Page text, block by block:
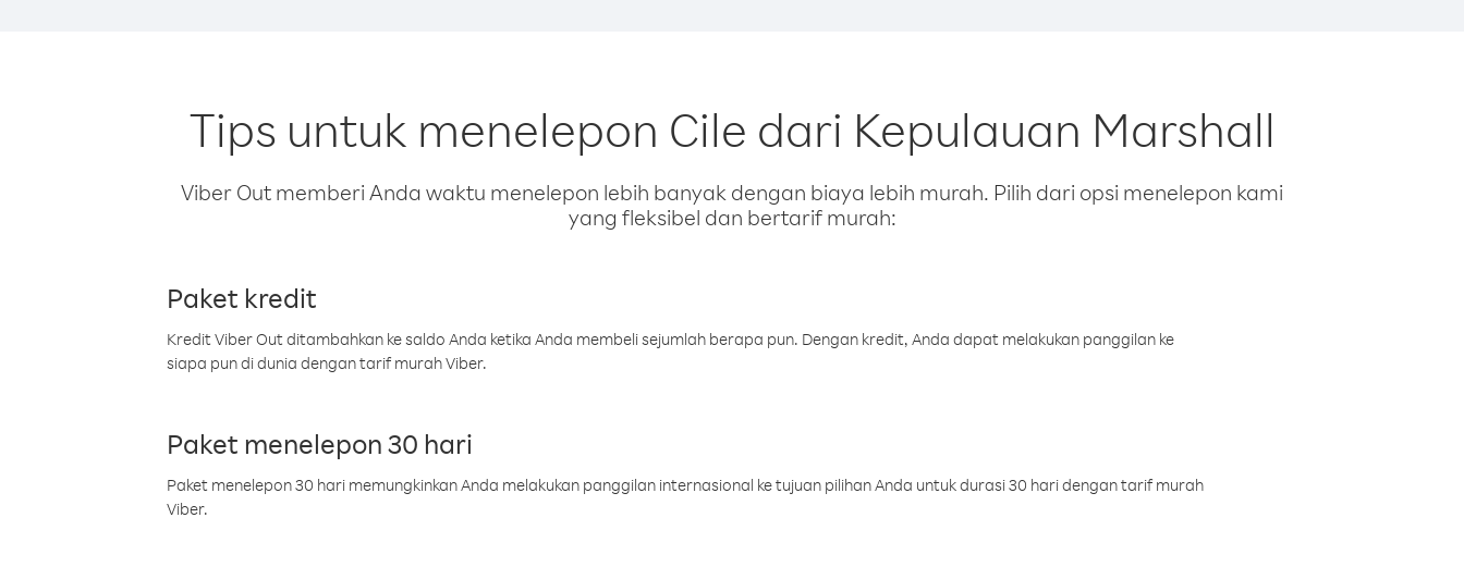
Tips untuk menelepon Cile dari Kepulauan Marshall
Viber Out memberi Anda waktu menelepon lebih banyak dengan biaya lebih murah. Pilih dari opsi menelepon kami
yang fleksibel dan bertarif murah:
Paket kredit
Kredit Viber Out ditambahkan ke saldo Anda ketika Anda membeli sejumlah berapa pun. Dengan kredit, Anda dapat melakukan panggilan ke
siapa pun di dunia dengan tarif murah Viber.
Paket menelepon 30 hari
Paket menelepon 30 hari memungkinkan Anda melakukan panggilan internasional ke tujuan pilihan Anda untuk durasi 30 hari dengan tarif murah
Viber.